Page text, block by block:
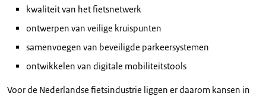
kwaliteit van het fietsnetwerk
ontwerpen van veilige kruispunten
samenvoegen van beveiligde parkeersystemen
ontwikkelen van digitale mobiliteitstools
Voor de Nederlandse fietsindustrie liggen er daarom kansen in